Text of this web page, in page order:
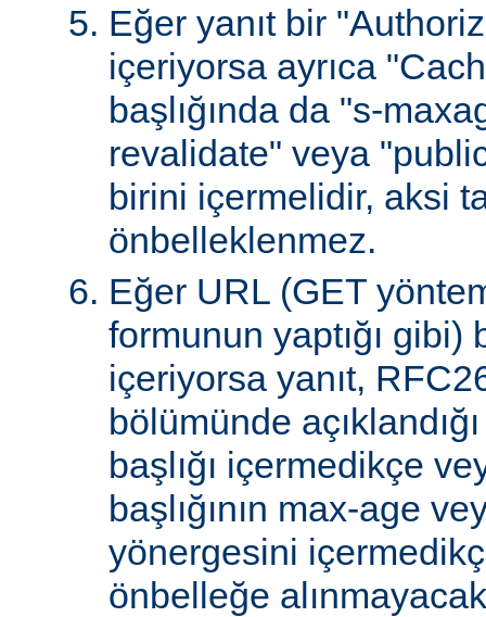
Eğer yanıt bir
içeriyorsa ayrıca
başlığında da "s-
revalidate" veya
birini içermelidir, aksi
önbelleklenmez.
Eğer URL (GET
formunun yaptığı
içeriyorsa yanıt,
bölümünde
başlığı içermedikçe
başlığının max-age
yönergesini
önbelleğe